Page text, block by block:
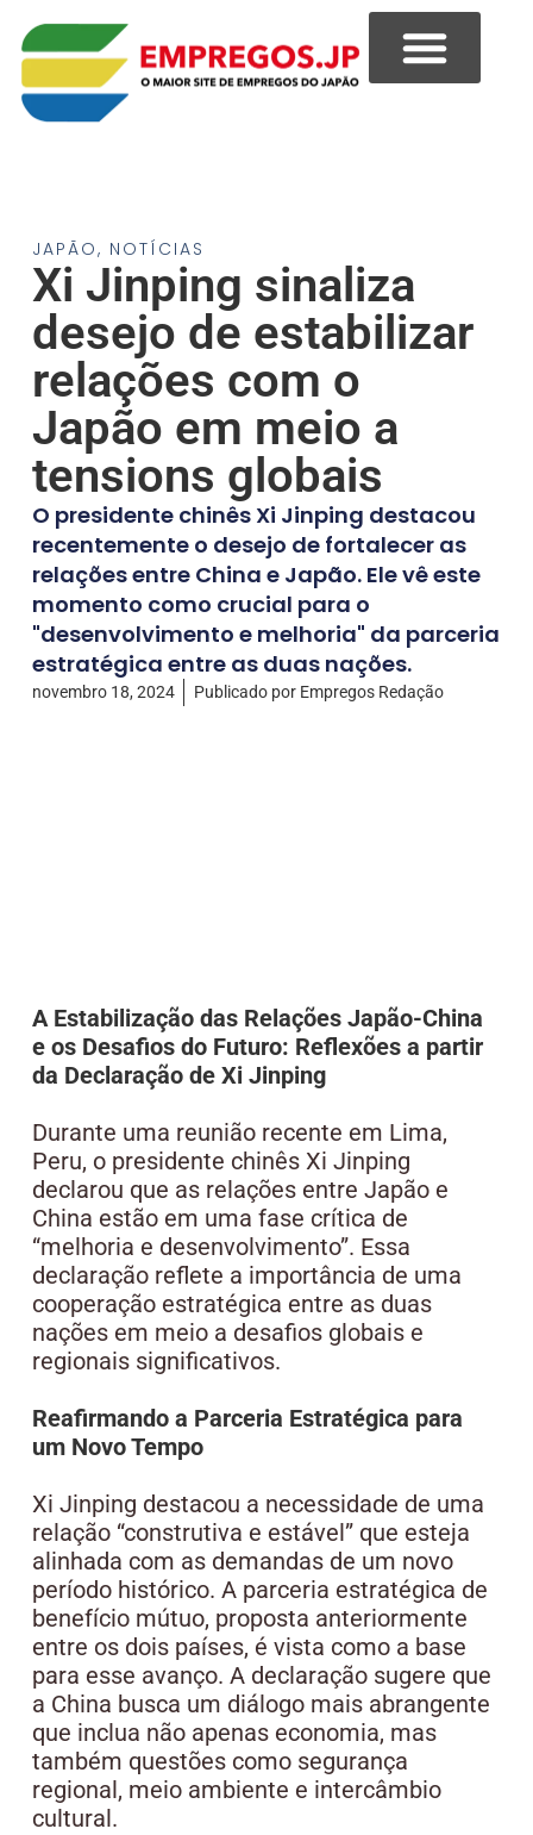
JAPÃO, NOTÍCIAS
Xi Jinping sinaliza
desejo de estabilizar
relações com o
Japão em meio a
tensions globais
O presidente chinês Xi Jinping destacou
recentemente o desejo de fortalecer as
relações entre China e Japão. Ele vê este
momento como crucial para o
"desenvolvimento e melhoria" da parceria
estratégica entre as duas nações.
novembro 18, 2024 Publicado porEmpregos Redação
A Estabilização das Relações Japão-China
e os Desafios do Futuro: Reflexões a partir
da Declaração de Xi Jinping
Durante uma reunião recente em Lima,
Peru, o presidente chinês Xi Jinping
declarou que as relações entre Japão e
China estão em uma fase crítica de
“melhoria e desenvolvimento”. Essa
declaração reflete a importância de uma
cooperação estratégica entre as duas
nações em meio a desafios globais e
regionais significativos.
Reafirmando a Parceria Estratégica para
um Novo Tempo
Xi Jinping destacou a necessidade de uma
relação “construtiva e estável” que esteja
alinhada com as demandas de um novo
período histórico. A parceria estratégica de
benefício mútuo, proposta anteriormente
entre os dois países, é vista como a base
para esse avanço. A declaração sugere que
a China busca um diálogo mais abrangente
que inclua não apenas economia, mas
também questões como segurança
regional, meio ambiente e intercâmbio
cultural.